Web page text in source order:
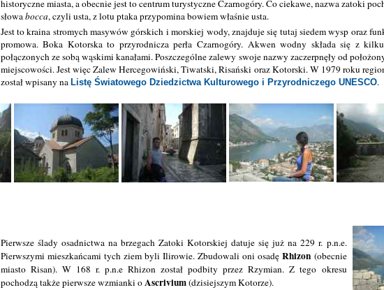
historyczne miasta, a obecnie jest to centrum turystyczne Czarnogóry. Co ciekawe, nazwa zatoki
słowabocca, czyli usta, z lotu ptaka przypomina bowiem właśnie usta.
Jest to kraina stromych masywów górskich i morskiej wody, znajduje się tutaj siedem wysp oraz
promowa. Boka Kotorska to przyrodnicza perła Czarnogóry. Akwen wodny składa się z
połączonych ze sobą wąskimi kanałami. Poszczególne zalewy swoje nazwy zaczerpnęły od
miejscowości. Jest więc Zalew Hercegowiński, Tiwatski, Risański oraz Kotorski. W 1979 roku
został wpisany na Listę Światowego Dziedzictwa Kulturowego i Przyrodniczego UNESCO.
Pierwsze ślady osadnictwa na brzegach Zatoki Kotorskiej datuje się już na 229 r. p.n.e.
Pierwszymi mieszkańcami tych ziem byli Ilirowie. Zbudowali oni osadęRhizon (obecnie
miasto Risan). W 168 r. p.n.e Rhizon został podbity przez Rzymian. Z tego okresu
pochodzą także pierwsze wzmianki oAscrivium(dzisiejszym Kotorze).